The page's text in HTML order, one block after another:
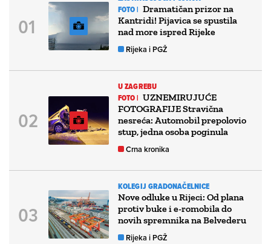
FOTO | Dramatičan prizor na
Kantridi! Pijavica se spustila
nad more ispred Rijeke
Rijeka i PGŽ
U ZAGREBU
FOTO | UZNEMIRUJUĆE
FOTOGRAFIJE Stravična
nesreća: Automobil prepolovio
stup, jedna osoba poginula
Crna kronika
KOLEGIJ GRADONAČELNICE
Nove odluke u Rijeci: Od plana
protiv buke i e-romobila do
novih spremnika na Belvederu
Rijeka i PGŽ